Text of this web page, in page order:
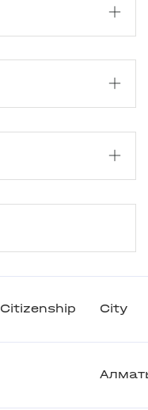
Citizenship City